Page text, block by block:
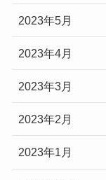
2023年5月
2023年4月
2023年3月
2023年2月
2023年1月